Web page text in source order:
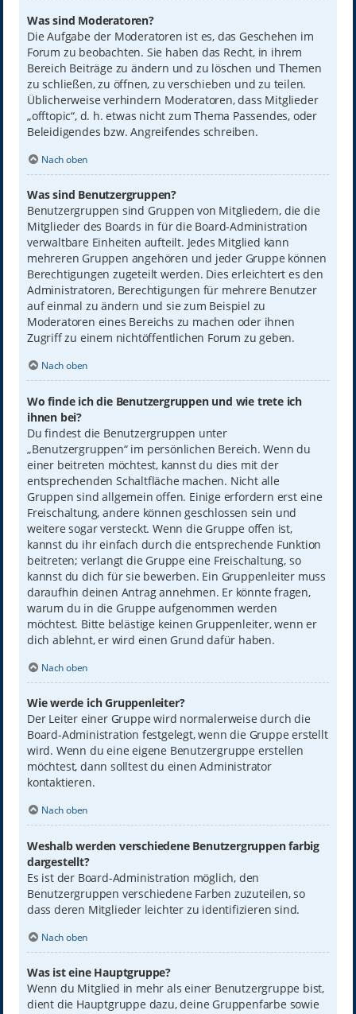
Was sind Moderatoren?
Die Aufgabe der Moderatoren ist es, das Geschehen im
Forum zu beobachten. Sie haben das Recht, in ihrem
Bereich Beiträge zu ändern und zu löschen und Themen
zu schließen, zu öffnen, zu verschieben und zu teilen.
Üblicherweise verhindern Moderatoren, dass Mitglieder
„offtopic“, d. h. etwas nicht zum Thema Passendes, oder
Beleidigendes bzw. Angreifendes schreiben.
Nach oben
Was sind Benutzergruppen?
Benutzergruppen sind Gruppen von Mitgliedern, die die
Mitglieder des Boards in für die Board-Administration
verwaltbare Einheiten aufteilt. Jedes Mitglied kann
mehreren Gruppen angehören und jeder Gruppe können
Berechtigungen zugeteilt werden. Dies erleichtert es den
Administratoren, Berechtigungen für mehrere Benutzer
auf einmal zu ändern und sie zum Beispiel zu
Moderatoren eines Bereichs zu machen oder ihnen
Zugriff zu einem nichtöffentlichen Forum zu geben.
Nach oben
Wo finde ich die Benutzergruppen und wie trete ich
ihnen bei?
Du findest die Benutzergruppen unter
„Benutzergruppen“ im persönlichen Bereich. Wenn du
einer beitreten möchtest, kannst du dies mit der
entsprechenden Schaltfläche machen. Nicht alle
Gruppen sind allgemein offen. Einige erfordern erst eine
Freischaltung, andere können geschlossen sein und
weitere sogar versteckt. Wenn die Gruppe offen ist,
kannst du ihr einfach durch die entsprechende Funktion
beitreten; verlangt die Gruppe eine Freischaltung, so
kannst du dich für sie bewerben. Ein Gruppenleiter muss
daraufhin deinen Antrag annehmen. Er könnte fragen,
warum du in die Gruppe aufgenommen werden
möchtest. Bitte belästige keinen Gruppenleiter, wenn er
dich ablehnt, er wird einen Grund dafür haben.
Nach oben
Wie werde ich Gruppenleiter?
Der Leiter einer Gruppe wird normalerweise durch die
Board-Administration festgelegt, wenn die Gruppe erstellt
wird. Wenn du eine eigene Benutzergruppe erstellen
möchtest, dann solltest du einen Administrator
kontaktieren.
Nach oben
Weshalb werden verschiedene Benutzergruppen farbig
dargestellt?
Es ist der Board-Administration möglich, den
Benutzergruppen verschiedene Farben zuzuteilen, so
dass deren Mitglieder leichter zu identifizieren sind.
Nach oben
Was ist eine Hauptgruppe?
Wenn du Mitglied in mehr als einer Benutzergruppe bist,
dient die Hauptgruppe dazu, deine Gruppenfarbe sowie